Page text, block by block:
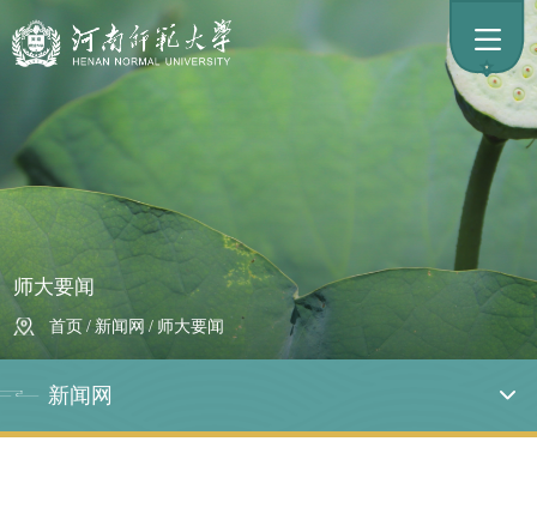
师大要闻
首页 / 新闻网 / 师大要闻
新闻网